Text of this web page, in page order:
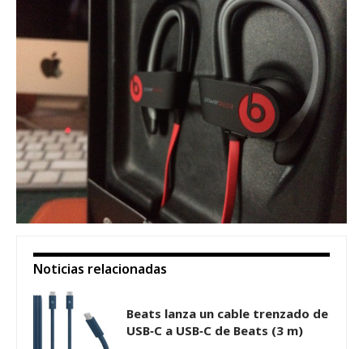
Noticias relacionadas
Beats lanza un cable trenzado de
USB‑C a USB‑C de Beats (3 m)